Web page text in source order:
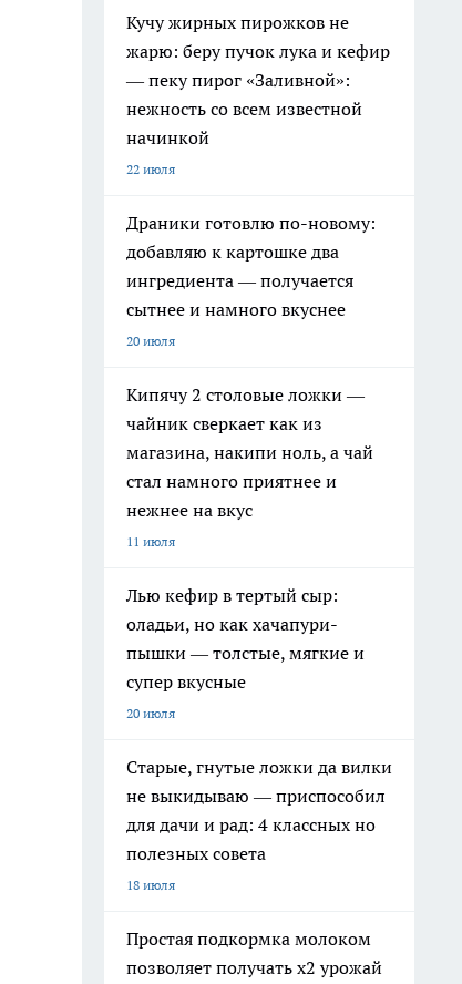
Кучу жирных пирожков не
жарю: беру пучок лука и кефир
— пеку пирог «Заливной»:
нежность со всем известной
начинкой
22 июля
Драники готовлю по-новому:
добавляю к картошке два
ингредиента — получается
сытнее и намного вкуснее
20 июля
Кипячу 2 столовые ложки —
чайник сверкает как из
магазина, накипи ноль, а чай
стал намного приятнее и
нежнее на вкус
11 июля
Лью кефир в тертый сыр:
оладьи, но как хачапури-
пышки — толстые, мягкие и
супер вкусные
20 июля
Старые, гнутые ложки да вилки
не выкидываю — приспособил
для дачи и рад: 4 классных но
полезных совета
18 июля
Простая подкормка молоком
позволяет получать х2 урожай